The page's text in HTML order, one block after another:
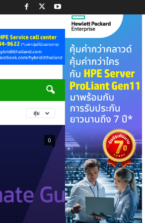
สุ่ม
0